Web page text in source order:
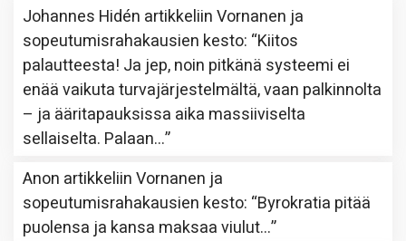
Johannes Hidén artikkeliinVornanen ja
sopeutumisrahakausien kesto: “Kiitos
palautteesta! Ja jep, noin pitkänä systeemi ei
enää vaikuta turvajärjestelmältä, vaan palkinnolta
– ja ääritapauksissa aika massiiviselta
sellaiselta. Palaan…”
Anon artikkeliinVornanen ja
sopeutumisrahakausien kesto: “Byrokratia pitää
puolensa ja kansa maksaa viulut…”